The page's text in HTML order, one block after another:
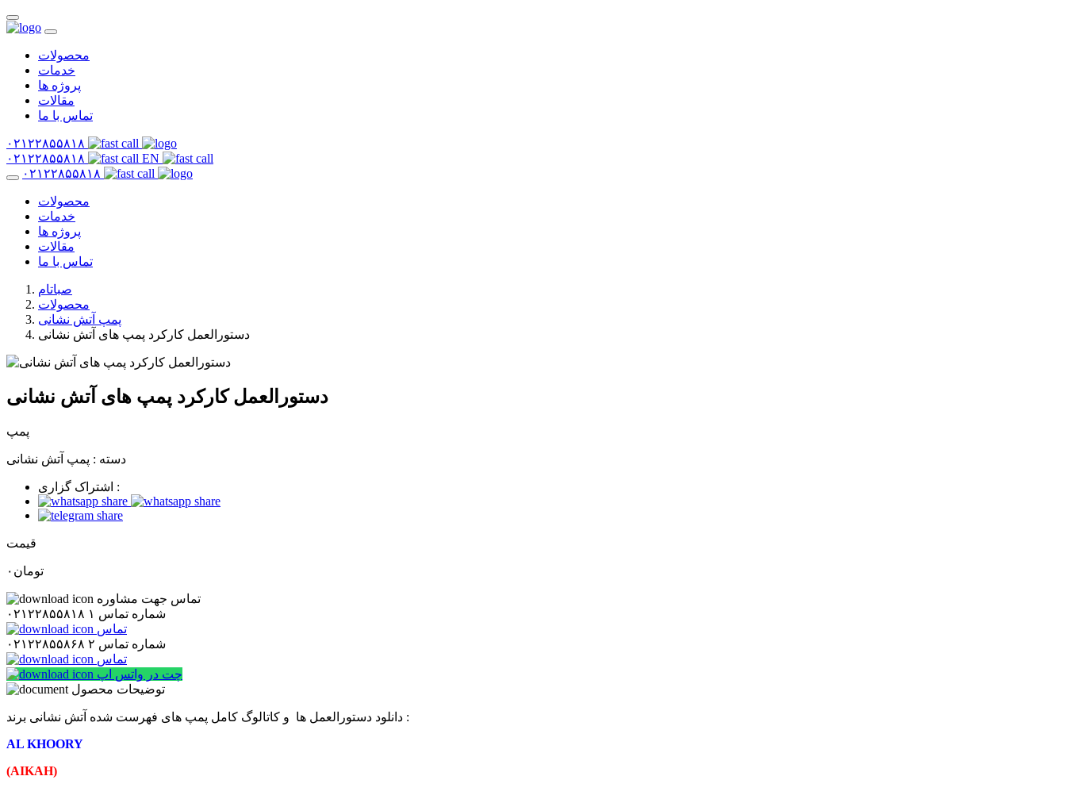
محصولات
خدمات
پروژه ها
مقالات
تماس با ما
۰۲۱۲۲۸۵۵۸۱۸
۰۲۱۲۲۸۵۵۸۱۸
EN
۰۲۱۲۲۸۵۵۸۱۸
محصولات
خدمات
پروژه ها
مقالات
تماس با ما
صباتام
محصولات
پمپ آتش نشانی
دستورالعمل کارکرد پمپ های آتش نشانی
دستورالعمل کارکرد پمپ های آتش نشانی
پمپ
دسته : پمپ آتش نشانی
اشتراک گزاری :
قیمت
۰ تومان
تماس جهت مشاوره
شماره تماس ۱
۰۲۱۲۲۸۵۵۸۱۸
تماس
شماره تماس ۲
۰۲۱۲۲۸۵۵۸۶۸
تماس
چت در واتس اپ
توضیحات محصول
دانلود دستورالعمل ها و کاتالوگ کامل پمپ های فهرست شده آتش نشانی برند :
AL KHOORY
(AIKAH)